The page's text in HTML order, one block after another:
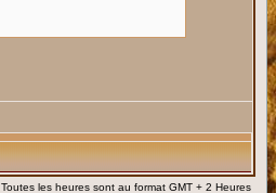
Toutes les heures sont au format GMT + 2 Heures